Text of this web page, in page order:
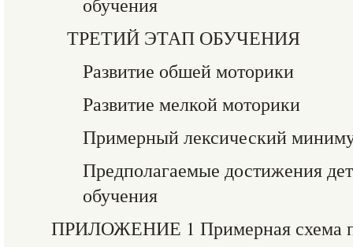
ТРЕТИЙ ЭТАП ОБУЧЕНИЯ
Развитие обшей моторики
Развитие мелкой моторики
Примерный лексический
Предполагаемые достижения
обучения
ПРИЛОЖЕНИЕ 1 Примерная схема